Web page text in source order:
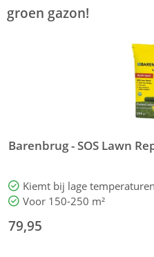
groen gazon!
Barenbrug - SOS Lawn
Kiemt bij lage temperaturen
Voor 150-250 m²
79,95